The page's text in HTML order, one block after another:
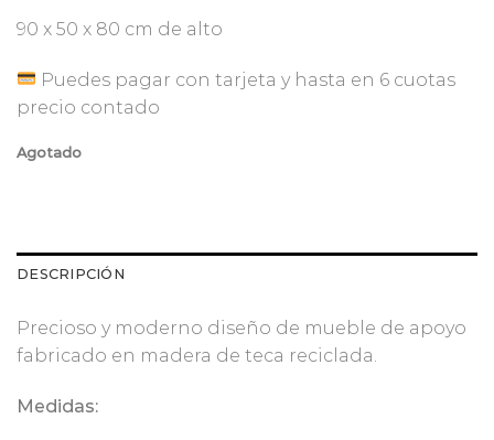
90 x 50 x 80 cm de alto
Puedes pagar con tarjeta y hasta en 6 cuotas
precio contado
Agotado
DESCRIPCIÓN
Precioso y moderno diseño de mueble de apoyo
fabricado en madera de teca reciclada.
Medidas: